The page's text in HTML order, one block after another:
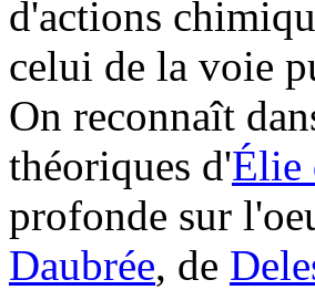
d'actions
celui de la voie
On reconnaît
théoriques d'Élie
profonde sur
Daubrée, de